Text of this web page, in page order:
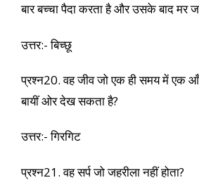
बार बच्चा पैदा करता है और उसके बाद मर
उत्तर:- बिच्छू
प्रश्न20. वह जीव जो एक ही समय में एक
बायीं ओर देख सकता है?
उत्तर:- गिरगिट
प्रश्न21. वह सर्प जो जहरीला नहीं होता?